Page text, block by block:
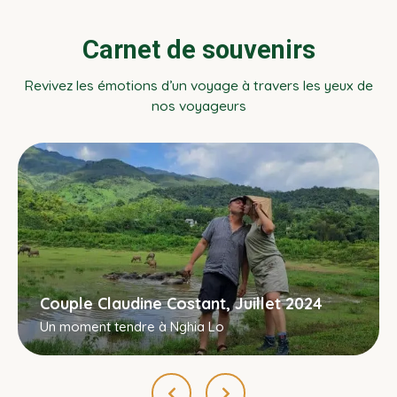
Carnet de souvenirs
Revivez les émotions d’un voyage à travers les yeux de
nos voyageurs
Couple Claudine Costant, Juillet 2024
Un moment tendre à Nghia Lo